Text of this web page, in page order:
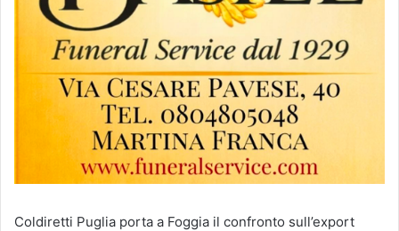
Coldiretti Puglia porta a Foggia il confronto sull’export